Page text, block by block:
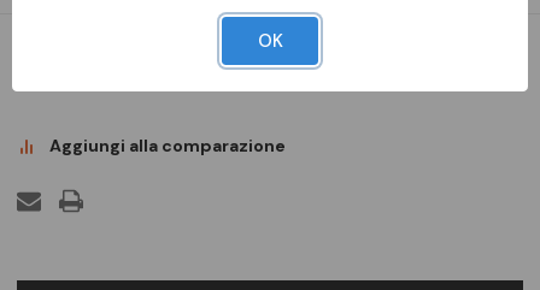
Aggiungi alla comparazione
OK